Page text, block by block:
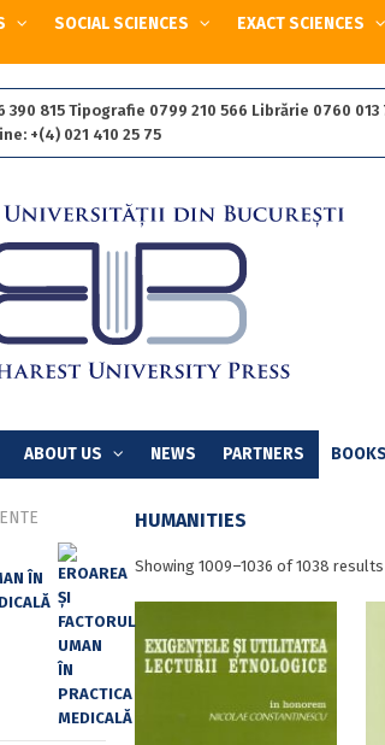
SOCIAL SCIENCES EXACT SCIENCES
390 815 Tipografie 0799 210 566 Librărie 0760 013
+(4) 021 410 25 75
ABOUT US NEWS PARTNERS BOOKS
HUMANITIES
Showing 1009–1036 of 1038 results
ÎN